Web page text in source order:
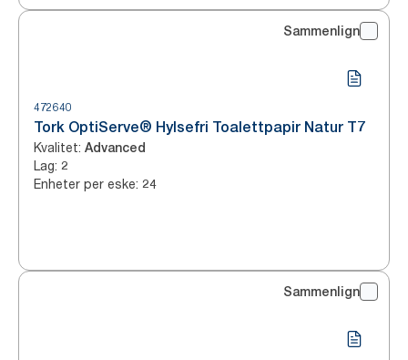
Sammenlign
472640
Tork OptiServe® Hylsefri Toalettpapir Natur T7
Kvalitet: Advanced
Lag: 2
Enheter per eske: 24
Sammenlign